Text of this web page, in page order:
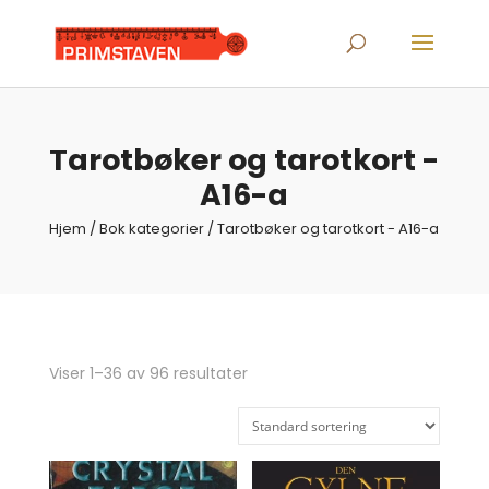
search
Tarotbøker og tarotkort -
A16-a
Hjem / Bok kategorier / Tarotbøker og tarotkort - A16-a
Viser 1–36 av 96 resultater